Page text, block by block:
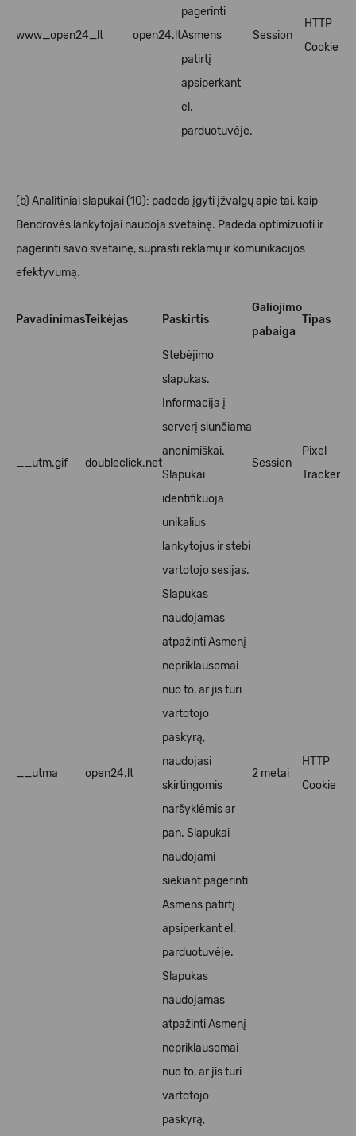
www_open24_lt open24.lt
pagerinti
Asmens
patirtį
apsiperkant
el.
parduotuvėje.
Session
HTTP
Cookie
(b) Analitiniai slapukai (10): padeda įgyti įžvalgų apie tai, kaip
Bendrovės lankytojai naudoja svetainę. Padeda optimizuoti ir
pagerinti savo svetainę, suprasti reklamų ir komunikacijos
efektyvumą.
PavadinimasTeikėjas Paskirtis
Galiojimo
pabaiga
Tipas
__utm.gif doubleclick.net
Stebėjimo
slapukas.
Informacija į
serverį siunčiama
anonimiškai.
Slapukai
identifikuoja
unikalius
lankytojus ir stebi
vartotojo sesijas.
Session
Pixel
Tracker
__utma open24.lt
Slapukas
naudojamas
atpažinti Asmenį
nepriklausomai
nuo to, ar jis turi
vartotojo
paskyrą,
naudojasi
skirtingomis
naršyklėmis ar
pan. Slapukai
naudojami
siekiant pagerinti
Asmens patirtį
apsiperkant el.
parduotuvėje.
2 metai
HTTP
Cookie
Slapukas
naudojamas
atpažinti Asmenį
nepriklausomai
nuo to, ar jis turi
vartotojo
paskyrą,